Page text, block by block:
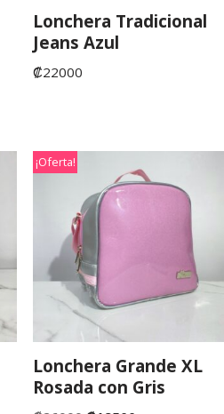
Lonchera Tradicional
Jeans Azul
₡22000
¡Oferta!
Lonchera Grande XL
Rosada con Gris